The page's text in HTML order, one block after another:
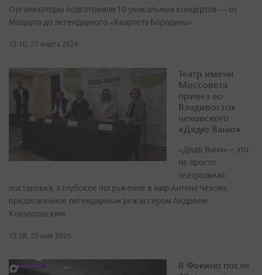
Организаторы подготовили 10 уникальных концертов — от
Моцарта до легендарного «Квартета Бородина»
15:10, 27 марта 2026
Театр имени
Моссовета
привез во
Владивосток
чеховского
«Дядю Ваню»
«Дядя Ваня» – это
не просто
театральная
постановка, а глубокое погружение в мир Антона Чехова,
предложенное легендарным режиссером Андреем
Кончаловским
15:58, 25 мая 2026
В Фокино после